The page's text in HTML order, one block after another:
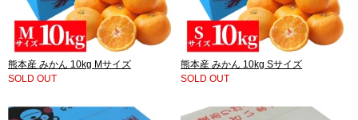
熊本産 みかん 10kg Mサイズ
SOLD OUT
熊本産 みかん 10kg Sサイズ
SOLD OUT